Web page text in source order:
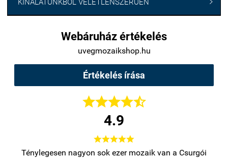
KÍNÁLATUNKBÓL VÉLETLENSZERŰEN 
Webáruház értékelés
uvegmozaikshop.hu
Értékelés írása

4.9

Ténylegesen nagyon sok ezer mozaik van a Csurgói